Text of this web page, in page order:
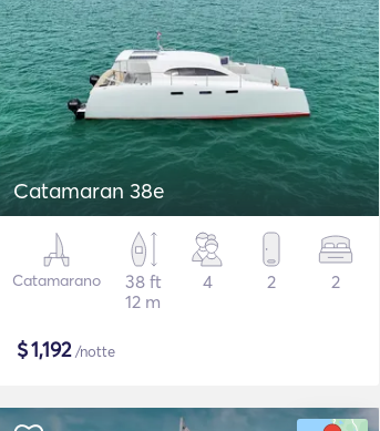
Catamaran 38e
Catamarano
38 ft
12 m
4 2 2
$1,192/notte